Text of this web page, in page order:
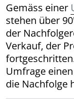
Gemäss einer
stehen über
der
Verkauf, der
Umfrage
die Nachfolge